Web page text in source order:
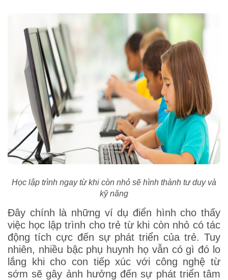
Học lập trình ngay từ khi còn nhỏ sẽ hình thành tư duy và
kỹ năng
Đây chính là những ví dụ điển hình cho thấy
việc học lập trình cho trẻ từ khi còn nhỏ có tác
động tích cực đến sự phát triển của trẻ. Tuy
nhiên, nhiều bậc phụ huynh họ vẫn có gì đó lo
lắng khi cho con tiếp xúc với công nghệ từ
sớm sẽ gây ảnh hưởng đến sự phát triển tâm